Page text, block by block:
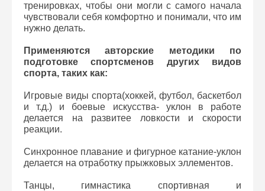
тренировках, чтобы они могли с самого начала
чувствовали себя комфортно и понимали, что им
нужно делать.
Применяются авторские методики по
подготовке спортсменов других видов
спорта, таких как:
Игровые виды спорта(хоккей, футбол, баскетбол
и т.д.) и боевые искусства- уклон в работе
делается на развитее ловкости и скорости
реакции.
Синхронное плавание и фигурное катание-уклон
делается на отработку прыжковых эллементов.
Танцы, гимнастика спортивная и